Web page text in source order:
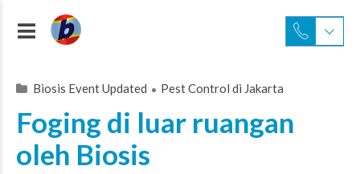
Biosis Event Updated Pest Control di Jakarta
Foging di luar ruangan
oleh Biosis